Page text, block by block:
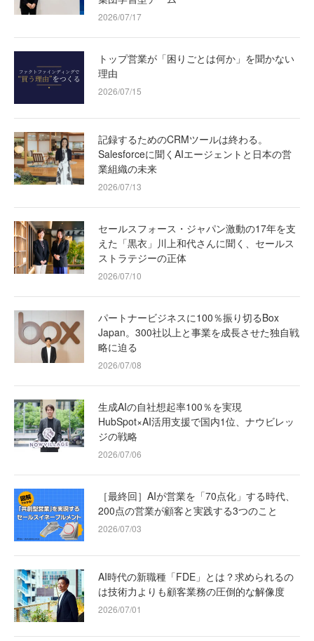
2026/07/17
トップ営業が「困りごとは何か」を聞かない
理由
2026/07/15
記録するためのCRMツールは終わる。
Salesforceに聞くAIエージェントと日本の営
業組織の未来
2026/07/13
セールスフォース・ジャパン激動の17年を支
えた「黒衣」川上和代さんに聞く、セールス
ストラテジーの正体
2026/07/10
パートナービジネスに100％振り切るBox
Japan。300社以上と事業を成長させた独自戦
略に迫る
2026/07/08
生成AIの自社想起率100％を実現
HubSpot×AI活用支援で国内1位、ナウビレッ
ジの戦略
2026/07/06
［最終回］AIが営業を「70点化」する時代、
200点の営業が顧客と実践する3つのこと
2026/07/03
AI時代の新職種「FDE」とは？求められるの
は技術力よりも顧客業務の圧倒的な解像度
2026/07/01